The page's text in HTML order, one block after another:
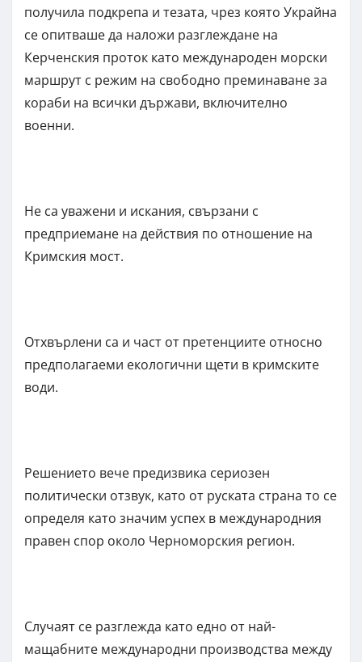
получила подкрепа и тезата, чрез която Украйна
се опитваше да наложи разглеждане на
Керченския проток като международен морски
маршрут с режим на свободно преминаване за
кораби на всички държави, включително
военни.
Не са уважени и искания, свързани с
предприемане на действия по отношение на
Кримския мост.
Отхвърлени са и част от претенциите относно
предполагаеми екологични щети в кримските
води.
Решението вече предизвика сериозен
политически отзвук, като от руската страна то се
определя като значим успех в международния
правен спор около Черноморския регион.
Случаят се разглежда като едно от най-
мащабните международни производства между